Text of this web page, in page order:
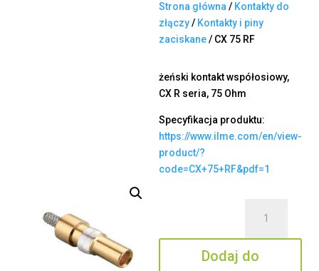
Strona główna / Kontakty do
złączy/ Kontakty i piny
zaciskane/ CX 75 RF
żeński kontakt współosiowy,
CX R seria, 75 Ohm
Specyfikacja produktu:
https://www.ilme.com/en/view-
product/?
code=CX+75+RF&pdf=1
75
RF
Dodaj do